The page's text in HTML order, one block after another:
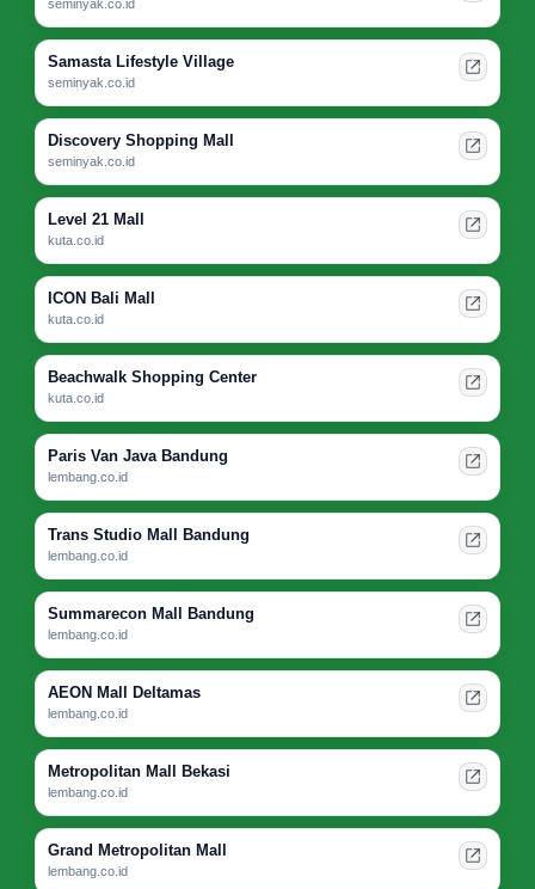
seminyak.co.id
Samasta Lifestyle Village
seminyak.co.id
Discovery Shopping Mall
seminyak.co.id
Level 21 Mall
kuta.co.id
ICON Bali Mall
kuta.co.id
Beachwalk Shopping Center
kuta.co.id
Paris Van Java Bandung
lembang.co.id
Trans Studio Mall Bandung
lembang.co.id
Summarecon Mall Bandung
lembang.co.id
AEON Mall Deltamas
lembang.co.id
Metropolitan Mall Bekasi
lembang.co.id
Grand Metropolitan Mall
lembang.co.id